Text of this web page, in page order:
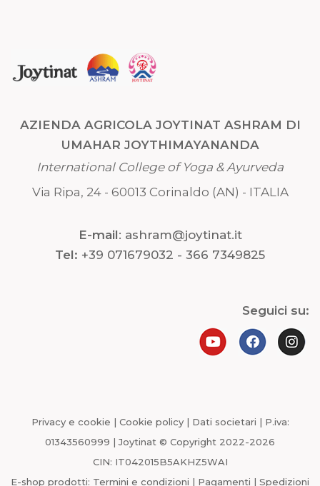
AZIENDA AGRICOLA JOYTINAT ASHRAM DI
UMAHAR JOYTHIMAYANANDA
International College of Yoga & Ayurveda
Via Ripa, 24 - 60013 Corinaldo (AN) - ITALIA
E-mail: ashram@joytinat.it
Tel: +39 071679032 - 366 7349825
Seguici su:
Privacy e cookie | Cookie policy| Dati societari | P.iva:
01343560999 |Joytinat © Copyright 2022-2026
CIN: IT042015B5AKHZ5WAI
E-shop prodotti: Termini e condizioni | Pagamenti | Spedizioni